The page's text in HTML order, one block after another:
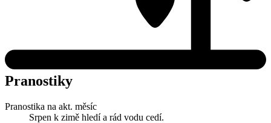
Pranostiky
Pranostika na akt. měsíc
Srpen k zimě hledí a rád vodu cedí.